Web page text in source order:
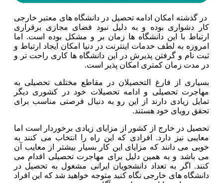
در گذشته امکان ادامه تحصیل در دانشگاه های معتبر خارجی
کار دشواری بوده و به دلیل نبود فضای مجازی برقراری
ارتباط با این دانشگاه ها زمان بر و مشکل بوده است. اما
امروزه به لطف خدمات اینترنت در دنیا امکان ایجاد ارتباط و
ثبت نام و گرفتن پذیرش در این دانشگاه ها کاری راحت تر و
در مدت زمان کمتری امکان پذیر است.
بسیاری از فارغ التحصیلان در مقاطع مختلف تحصیلی به
مهاجرت تحصیلی و ادامه تحصیلات خود در کشوری دیگر
تمایل زیادی دارند از این رو به دنبال فرصتی مناسب برای
تحقق رویای خود هستند.
تحصیل در خارج از کشور از مزایای زیادی برخوردار است اما
معایبی نیز دارد. افرادی که این راه را انتخاب می کنند به
خوبی می دانند که مزایای این کار بسیار بیشتر از معایب آن
می باشد و به همین دلیل برای مهاجرت تحصیلی اقدام می
کنند. اگر به تعداد دانشجویان ایرانی مشغول به تحصیل در
دانشگاه های خارجی نگاه کنید متوجه خواهید شد که این افراد